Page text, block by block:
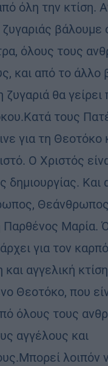
όλη την κτίση.
βάλουμε
όλους τους
και από το άλλο
ζυγαριά θα
τους
για τη Θεοτόκο
Ο Χριστός
δημιουργίας. Και
Θεάνθρωπος,
Παρθένος Μαρία.
για τον
αγγελική
Θεοτόκο, που
όλους τους
αγγέλους και
λοιπόν